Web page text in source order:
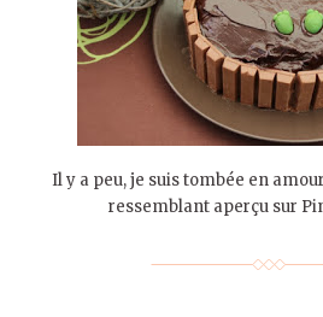
Il y a peu, je suis tombée en
ressemblant aperçu sur